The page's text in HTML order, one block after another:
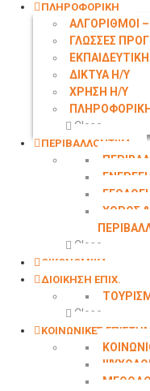
ΠΛΗΡΟΦΟΡΙΚΗ
ΑΛΓΟΡΙΘΜΟΙ
ΓΛΩΣΣΕΣ
ΔΙΚΤΥΑ Η/Υ
ΧΡΗΣΗ Η/Υ
Close
ΠΕΡΙΒΑΛΛΟΝΤΙΚΑ
ΧΩΡΟΣ &
Close
ΟΙΚΟΝΟΜΙΚΑ
ΔΙΟΙΚΗΣΗ ΕΠΙΧ.
Close
ΚΟΙΝΩΝΙΚΕΣ